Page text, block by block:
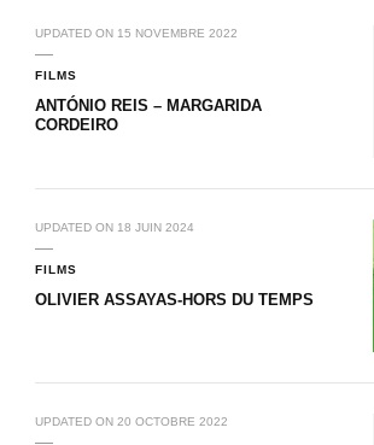
UPDATED ON 15 NOVEMBRE 2022
FILMS
ANTÓNIO REIS – MARGARIDA
CORDEIRO
UPDATED ON 18 JUIN 2024
FILMS
OLIVIER ASSAYAS-HORS DU TEMPS
UPDATED ON 20 OCTOBRE 2022